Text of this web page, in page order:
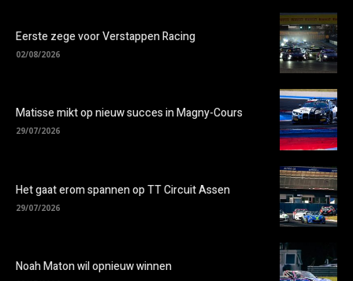
Eerste zege voor Verstappen Racing
02/08/2026
Matisse mikt op nieuw succes in Magny-Cours
29/07/2026
Het gaat erom spannen op TT Circuit Assen
29/07/2026
Noah Maton wil opnieuw winnen